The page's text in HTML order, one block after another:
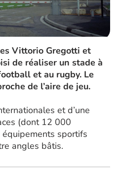
Vittorio Gregotti et
de réaliser un stade à
et au rugby. Le
de l’aire de jeu.
et d’une
(dont 12 000
sportifs
angles bâtis.